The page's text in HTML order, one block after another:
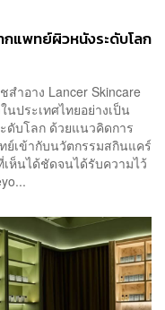
แพทย์ผิวหนังระดับโลก
ำอาง Lancer Skincare
ประเทศไทยอย่างเป็น
ดับโลก ด้วยแนวคิดการ
เข้ากับนวัตกรรมสกินแคร์
ห็นได้ชัดจนได้รับความไว้